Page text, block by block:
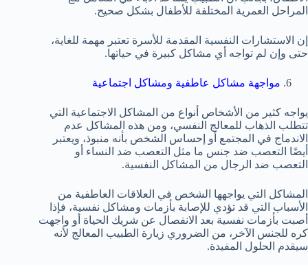
المراحل العمرية المختلفة للأطفال بشكل صحيح.
إن الاستشارات النفسية المقدمة للأسرة تعتبر مهمة للغاية،
حتى وإن لم تواجه أي مشاكل كبيرة في حياتها.
مواجهة مشاكل عاطفية ومشاكل اجتماعية
يواجه كثير من الأشخاص أنواع من المشاكل الاجتماعية التي
تتطلب الذهاب للمعالج النفسي، ومن هذه المشاكل عدم
الاندماج في المجتمع أو إحساس الشخص بأنه منبوذ، ويعتبر
أيضًا التعصب ضد جنس ما مثل التعصب ضد النساء أو
التعصب ضد الرجال من المشاكل النفسية.
المشاكل التي يواجهها الشخص في العلاقات العاطفية من
الأسباب التي قد تؤدي للإصابة بأزمات ومشاكل نفسية، فإذا
أصبت بأزمات نفسية بعد الانفصال عن شريك الحياة أو واجهت
كره للجنس الآخر، من الضروري زيارة الطبيب المعالج لأنه
سيقدم الحلول المفيدة.